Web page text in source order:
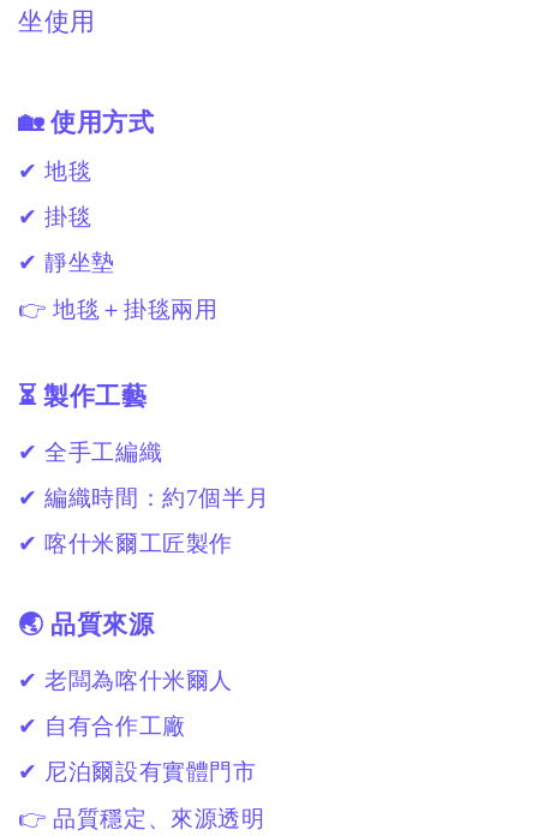
坐使用
🏡 使用方式
✔ 地毯
✔ 掛毯
✔ 靜坐墊
👉 地毯＋掛毯兩用
⏳ 製作工藝
✔ 全手工編織
✔ 編織時間：約7個半月
✔ 喀什米爾工匠製作
🌏 品質來源
✔ 老闆為喀什米爾人
✔ 自有合作工廠
✔ 尼泊爾設有實體門市
👉 品質穩定、來源透明